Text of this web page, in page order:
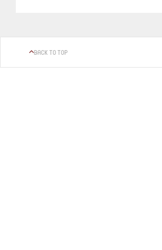
BACK TO TOP